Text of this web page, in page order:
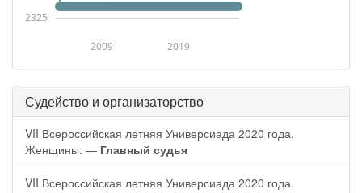
2009 2019
2325
Судейство и организаторство
VII Всероссийская летняя Универсиада 2020 года.
Женщины. — Главный судья
VII Всероссийская летняя Универсиада 2020 года.